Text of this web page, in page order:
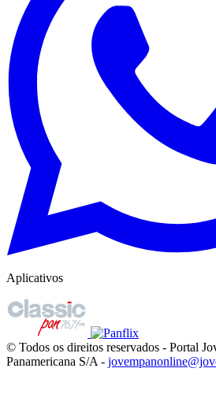
Aplicativos
© Todos os direitos reservados - Portal
Panamericana S/A -